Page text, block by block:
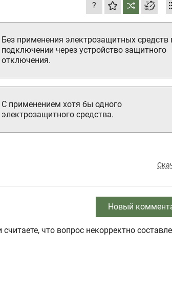
?
Без применения электрозащитных средств
подключении через устройство защитного
отключения.
С применением хотя бы одного
электрозащитного средства.
Новый
что вопрос некорректно